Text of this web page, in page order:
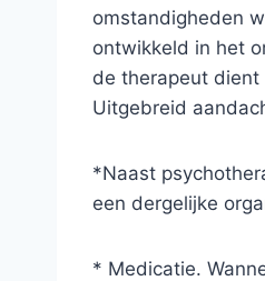
omstandigheden
ontwikkeld in het
de therapeut
Uitgebreid
*Naast
een dergelijke
* Medicatie.